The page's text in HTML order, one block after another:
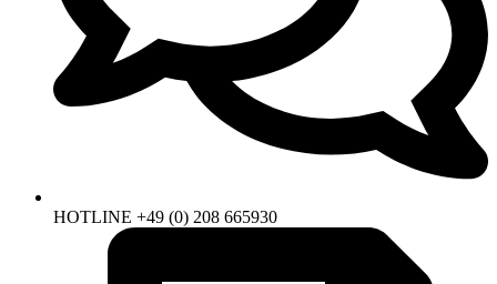
HOTLINE +49 (0) 208 665930